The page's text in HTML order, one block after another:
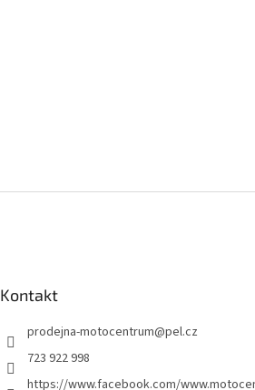
Kontakt
prodejna-motocentrum@pel.cz
723 922 998
https://www.facebook.com/